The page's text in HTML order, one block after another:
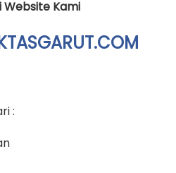
Website Kami
: